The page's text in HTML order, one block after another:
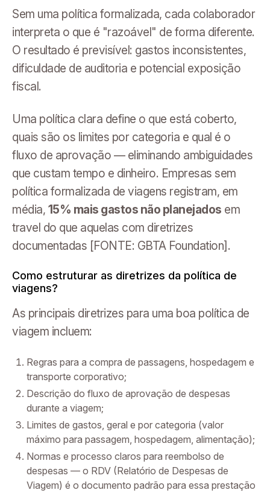
Sem uma política formalizada, cada colaborador
interpreta o que é "razoável" de forma diferente.
O resultado é previsível: gastos inconsistentes,
dificuldade de auditoria e potencial exposição
fiscal.
Uma política clara define o que está coberto,
quais são os limites por categoria e qual é o
fluxo de aprovação — eliminando ambiguidades
que custam tempo e dinheiro. Empresas sem
política formalizada de viagens registram, em
média, 15% mais gastos não planejados em
travel do que aquelas com diretrizes
documentadas [FONTE: GBTA Foundation].
Como estruturar as diretrizes da política de
viagens?
As principais diretrizes para uma boa política de
viagem incluem:
Regras para a compra de passagens, hospedagem e
transporte corporativo;
Descrição do fluxo de aprovação de despesas
durante a viagem;
Limites de gastos, geral e por categoria (valor
máximo para passagem, hospedagem, alimentação);
Normas e processo claros para reembolso de
despesas — o RDV (Relatório de Despesas de
Viagem) é o documento padrão para essa prestação